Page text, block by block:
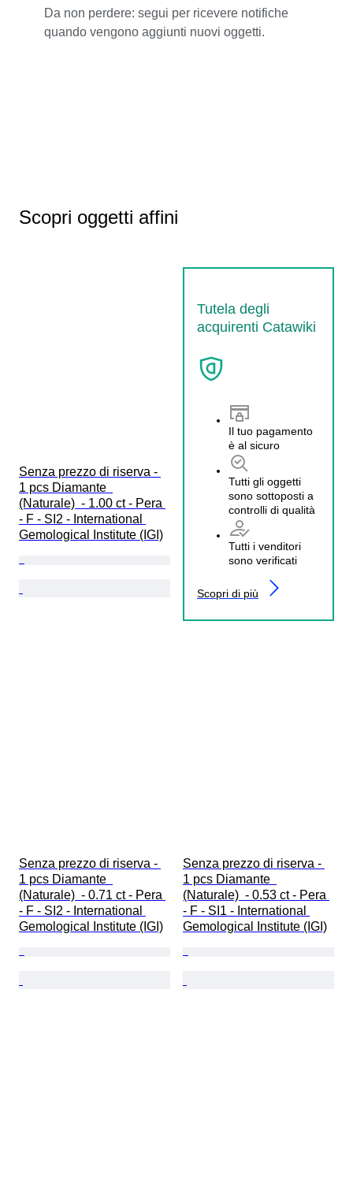
Da non perdere: segui per ricevere notifiche
quando vengono aggiunti nuovi oggetti.
Scopri oggetti affini
Tutela degli
acquirenti Catawiki
Il tuo pagamento
è al sicuro
Tutti gli oggetti
sono sottoposti a
controlli di qualità
Tutti i venditori
sono verificati
Scopri di più
Senza prezzo di riserva -
1 pcs Diamante
(Naturale)  - 1.00 ct - Pera
- F - SI2 - International
Gemological Institute (IGI)
Senza prezzo di riserva -
1 pcs Diamante
(Naturale)  - 0.71 ct - Pera
- F - SI2 - International
Gemological Institute (IGI)
Senza prezzo di riserva -
1 pcs Diamante
(Naturale)  - 0.53 ct - Pera
- F - SI1 - International
Gemological Institute (IGI)